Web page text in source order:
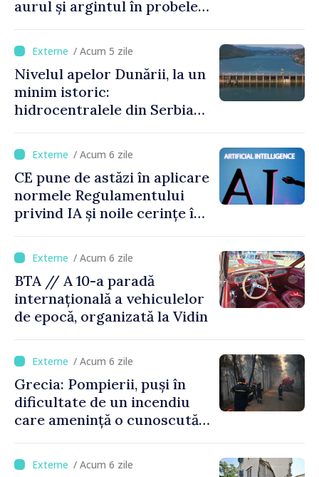
aurul și argintul în probele
de gimnastică aerobică de la
Oradea
/ Acum 5 zile
Nivelul apelor Dunării, la un
minim istoric:
hidrocentralele din Serbia
capacitate
/ Acum 6 zile
CE pune de astăzi în aplicare
normele Regulamentului
privind IA și noile cerințe în
/ Acum 6 zile
BTA // A 10-a paradă
internațională a vehiculelor
de epocă, organizată la Vidin
/ Acum 6 zile
Grecia: Pompierii, puși în
dificultate de un incendiu
care amenință o cunoscută
/ Acum 6 zile